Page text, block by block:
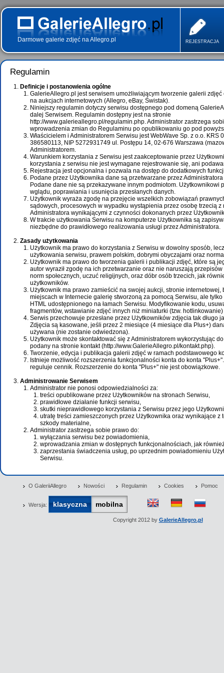
Darmowe galerie zdjęć na Allegro.pl REJESTRACJA
Regulamin
Definicje i postanowienia ogólne
GalerieAllegro.pl jest serwisem umożliwiającym tworzenie galerii
na aukcjach internetowych (Allegro, eBay, Świstak).
Niniejszy regulamin dotyczy serwisu dostępnego pod domeną
dalej Serwisem. Regulamin dostępny jest na stronie
http://www.galerieallegro.pl/regulamin.php. Administrator zastrzega
wprowadzenia zmian do Regulaminu po opublikowaniu go pod
Właścicielem i Administratorem Serwisu jest WebWave Sp. z o.o. KRS
386580113, NIP 5272931749 ul. Postępu 14, 02-676 Warszawa
Administratorem.
Warunkiem korzystania z Serwisu jest zaakceptowanie przez
korzystania z serwisu nie jest wymagane rejestrowanie się, ani
Rejestracja jest opcjonalna i pozwala na dostęp do dodatkowych
Podane przez Użytkownika dane są przetwarzane przez
Podane dane nie są przekazywane innym podmiotom. Użytkownikowi
wglądu, poprawiania i usunięcia przesłanych danych.
Użytkownik wyraża zgodę na przejęcie wszelkich zobowiązań
sądowych, procesowych w wypadku wystąpienia przez osobę trzecią z
Administratora wynikającymi z czynności dokonanych przez
W trakcie użytkowania Serwisu na komputerze Użytkownika są
niezbędne do prawidłowego realizowania usługi przez Administratora.
Zasady użytkowania
Użytkownik ma prawo do korzystania z Serwisu w dowolny sposób,
użytkowania serwisu, prawem polskim, dobrymi obyczajami oraz
Użytkownik ma prawo do tworzenia galerii i publikacji zdjęć, które są
autor wyraził zgodę na ich przetwarzanie oraz nie naruszają
norm społecznych, uczuć religijnych, oraz dóbr osób trzecich, jak
użytkowników.
Użytkownik ma prawo zamieścić na swojej aukcji, stronie internetowej,
miejscach w Internecie galerię stworzoną za pomocą Serwisu, ale
HTML udostępnionego na łamach Serwisu. Modyfikowanie kodu,
fragmentów, wstawianie zdjęć innych niż miniaturki (tzw.
Serwis przechowuje przesłane przez Użytkowników zdjęcia tak długo
Zdjęcia są kasowane, jeśli przez 2 miesiące (4 miesiące dla Plus+)
używana (nie zostanie odwiedzona).
Użytkownik może skontaktować się z Administratorem wykorzystując
podany na stronie kontakt (http://www.GalerieAllegro.pl/kontakt.php).
Tworzenie, edycja i publikacja galerii zdjęć w ramach podstawowego
Istnieje możliwość rozszerzenia funkcjonalności konta do konta
reguluje cennik. Rozszerzenie do konta "Plus+" nie jest obowiązkowe.
Administrowanie Serwisem
Administrator nie ponosi odpowiedzialności za:
treści opublikowane przez Użytkowników na stronach Serwisu,
prawidłowe działanie funkcji serwisu,
skutki nieprawidłowego korzystania z Serwisu przez jego
utratę treści zamieszczonych przez Użytkownika oraz wynikające z
szkody materialne,
Administrator zastrzega sobie prawo do:
wyłączania serwisu bez powiadomienia,
wprowadzania zmian w dostępnych funkcjonalnościach, jak
zaprzestania świadczenia usług, po uprzednim powiadomieniu
Serwisu.
O GaleriiAllegro Nowości Regulamin Cookies Pomoc
Wersja: klasyczna mobilna
Copyright 2012 by GalerieAllegro.pl